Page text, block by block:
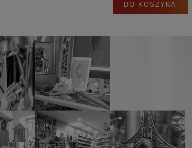
DO KOSZYKA